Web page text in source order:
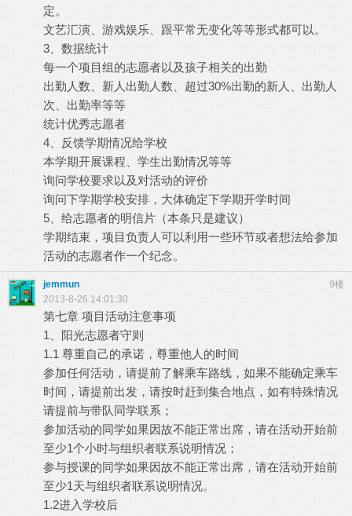
定。
文艺汇演、游戏娱乐、跟平常无变化等等形式都可以。
3、数据统计
每一个项目组的志愿者以及孩子相关的出勤
出勤人数、新人出勤人数、超过30%出勤的新人、出勤人
次、出勤率等等
统计优秀志愿者
4、反馈学期情况给学校
本学期开展课程、学生出勤情况等等
询问学校要求以及对活动的评价
询问下学期学校安排，大体确定下学期开学时间
5、给志愿者的明信片（本条只是建议）
学期结束，项目负责人可以利用一些环节或者想法给参加
活动的志愿者作一个纪念。
9楼
jemmun
2013-8-26 14:01:30
第七章 项目活动注意事项
1、阳光志愿者守则
1.1 尊重自己的承诺，尊重他人的时间
参加任何活动，请提前了解乘车路线，如果不能确定乘车
时间，请提前出发，请按时赶到集合地点，如有特殊情况
请提前与带队同学联系；
参加活动的同学如果因故不能正常出席，请在活动开始前
至少1个小时与组织者联系说明情况；
参与授课的同学如果因故不能正常出席，请在活动开始前
至少1天与组织者联系说明情况。
1.2进入学校后